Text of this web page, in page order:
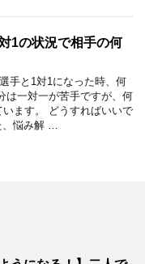
1の状況で相手の何
手と1対1になった時、何
は一対一が苦手ですが、何
ます。 どうすればいいで
、悩み解 …